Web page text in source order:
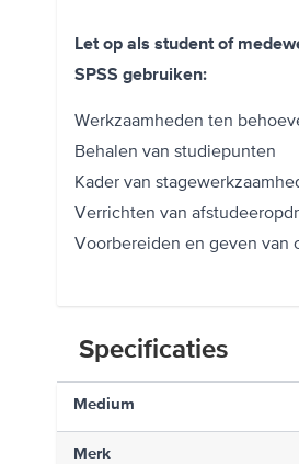
Let op als student of
SPSS gebruiken:
Werkzaamheden ten
Behalen van studiepunten
Kader van
Verrichten van
Voorbereiden en geven van
Specificaties
Medium
Merk